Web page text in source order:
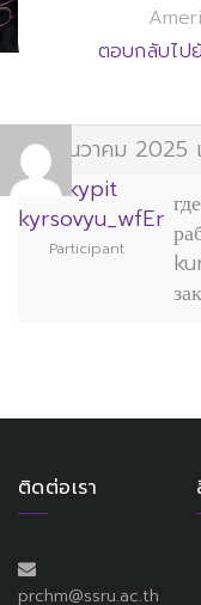
วิทยาลัย
มหาวิ
ตอบกลับไป
13 ธันวาคม 2025
kypit
kyrsovyu_wfEr
Participant
ติดต่อเรา
prchm@ssru.ac.th